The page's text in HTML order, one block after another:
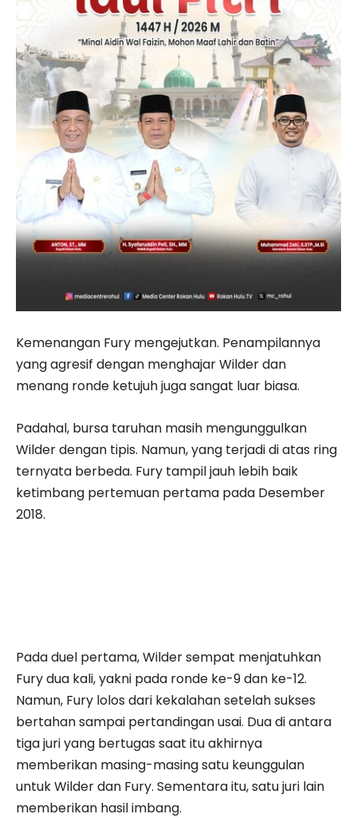
Kemenangan Fury mengejutkan. Penampilannya
yang agresif dengan menghajar Wilder dan
menang ronde ketujuh juga sangat luar biasa.
Padahal, bursa taruhan masih mengunggulkan
Wilder dengan tipis. Namun, yang terjadi di atas ring
ternyata berbeda. Fury tampil jauh lebih baik
ketimbang pertemuan pertama pada Desember
2018.
Pada duel pertama, Wilder sempat menjatuhkan
Fury dua kali, yakni pada ronde ke-9 dan ke-12.
Namun, Fury lolos dari kekalahan setelah sukses
bertahan sampai pertandingan usai. Dua di antara
tiga juri yang bertugas saat itu akhirnya
memberikan masing-masing satu keunggulan
untuk Wilder dan Fury. Sementara itu, satu juri lain
memberikan hasil imbang.